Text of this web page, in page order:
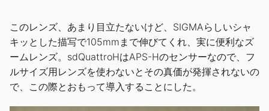
このレンズ、あまり目立たないけど、SIGMAらしいシャ
キッとした描写で105mmまで伸びてくれ、実に便利なズ
ームレンズ。sdQuattroHはAPS-Hのセンサーなので、フ
ルサイズ用レンズを使わないとその真価が発揮されないの
で、この際とおもって導入することにした。